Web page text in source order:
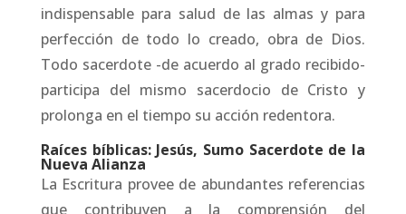
indispensable para salud de las almas y para
perfección de todo lo creado, obra de Dios.
Todo sacerdote -de acuerdo al grado recibido-
participa del mismo sacerdocio de Cristo y
prolonga en el tiempo su acción redentora.
Raíces bíblicas: Jesús, Sumo Sacerdote de la
Nueva Alianza
La Escritura provee de abundantes referencias
que contribuyen a la comprensión del